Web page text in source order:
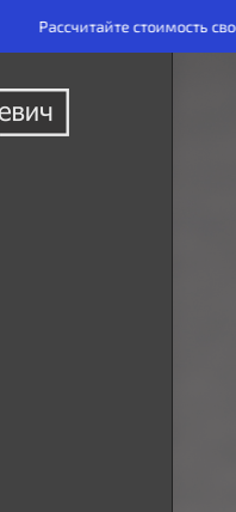
Рассчитайте стоимость